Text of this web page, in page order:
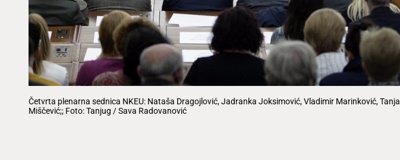
Četvrta plenarna sednica NKEU: Nataša Dragojlović, Jadranka Joksimović, Vladimir Marinković, Tanja
Miščević;; Foto: Tanjug / Sava Radovanović